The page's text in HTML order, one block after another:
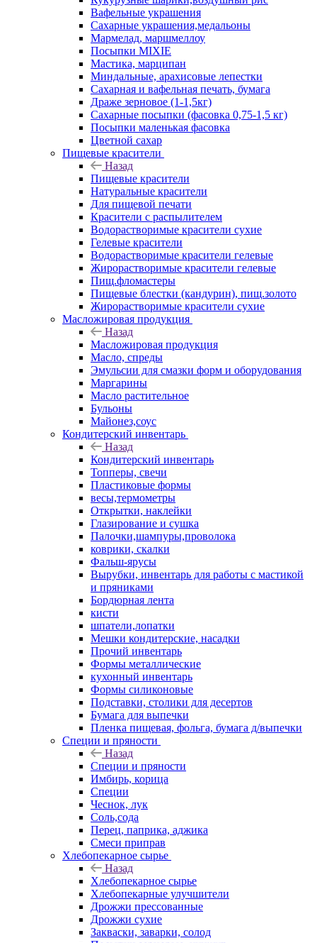
Вафельные украшения
Сахарные украшения,медальоны
Мармелад, маршмеллоу
Посыпки MIXIE
Мастика, марципан
Миндальные, арахисовые лепестки
Сахарная и вафельная печать, бумага
Драже зерновое (1-1,5кг)
Сахарные посыпки (фасовка 0,75-1,5 кг)
Посыпки маленькая фасовка
Цветной сахар
Пищевые красители
Назад
Пищевые красители
Натуральные красители
Для пищевой печати
Красители с распылителем
Водорастворимые красители сухие
Гелевые красители
Водорастворимые красители гелевые
Жирорастворимые красители гелевые
Пищ.фломастеры
Пищевые блестки (кандурин), пищ.золото
Жирорастворимые красители сухие
Масложировая продукция
Назад
Масложировая продукция
Масло, спреды
Эмульсии для смазки форм и оборудования
Маргарины
Масло растительное
Бульоны
Майонез,соус
Кондитерский инвентарь
Назад
Кондитерский инвентарь
Топперы, свечи
Пластиковые формы
весы,термометры
Открытки, наклейки
Глазирование и сушка
Палочки,шампуры,проволока
коврики, скалки
Фальш-ярусы
Вырубки, инвентарь для работы с мастикой
и пряниками
Бордюрная лента
кисти
шпатели,лопатки
Мешки кондитерские, насадки
Прочий инвентарь
Формы металлические
кухонный инвентарь
Формы силиконовые
Подставки, столики для десертов
Бумага для выпечки
Пленка пищевая, фольга, бумага д/выпечки
Специи и пряности
Назад
Специи и пряности
Имбирь, корица
Специи
Чеснок, лук
Соль,сода
Перец, паприка, аджика
Смеси приправ
Хлебопекарное сырье
Назад
Хлебопекарное сырье
Хлебопекарные улучшители
Дрожжи прессованные
Дрожжи сухие
Закваски, заварки, солод